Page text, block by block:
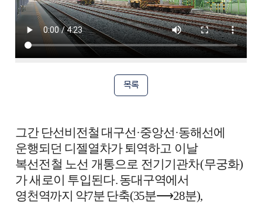
목록
그간 단선비전철 대구선·중앙선·동해선에
운행되던 디젤열차가 퇴역하고 이날
복선전철 노선 개통으로 전기기관차(무궁화)
가 새로이 투입된다.동대구역에서
영천역까지 약7분 단축(35분⟶28분),